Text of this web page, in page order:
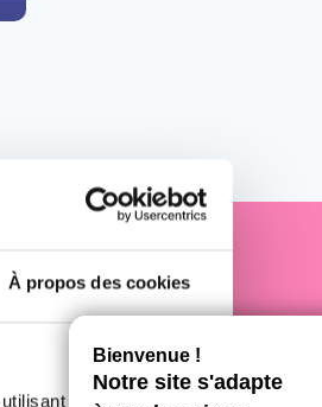
À propos des cookies
des